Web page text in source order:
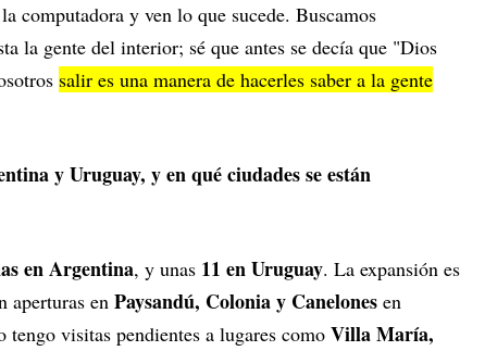
computadora y ven lo que sucede. Buscamos
la gente del interior; sé que antes se decía que "Dios
salir es una manera de hacerles saber a la gente
y Uruguay, y en qué ciudades se están
en Argentina, y unas 11 en Uruguay. La expansión es
aperturas en Paysandú, Colonia y Canelones en
visitas pendientes a lugares como Villa María,